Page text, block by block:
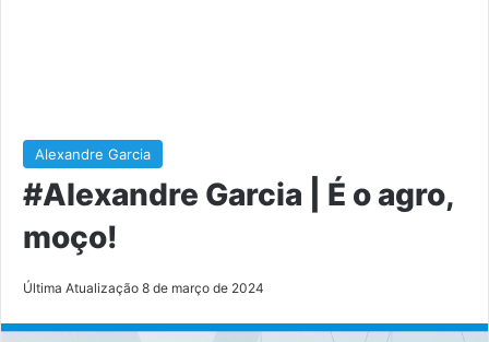
Alexandre Garcia
#Alexandre Garcia | É o agro,
moço!
Última Atualização 8 de março de 2024